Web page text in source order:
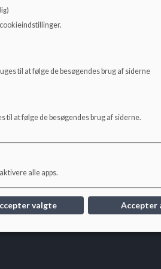
Fokus i det offentliggjorte ligger
år. Følg nedenstående link,
om skolen i Greve Kommune |
til at følge de besøgendes brug af siderne
til at følge de besøgendes brug af siderne.
alle apps.
valgte Accepter